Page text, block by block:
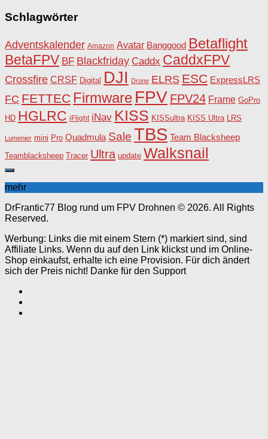
Schlagwörter
Adventskalender Amazon Avatar Banggood Betaflight
BetaFPV BF Blackfriday Caddx CaddxFPV
Crossfire CRSF Digital DJI Drone ELRS ESC ExpressLRS
FC FETTEC Firmware FPV FPV24 Frame GoPro
HD HGLRC iFlight iNav KISS KISSultra KISS Ultra LRS
Lumenier mini Pro Quadmula Sale TBS Team Blacksheep
Teamblacksheep Tracer Ultra update Walksnail
mehr
DrFrantic77 Blog rund um FPV Drohnen © 2026. All Rights
Reserved.
Werbung: Links die mit einem Stern (*) markiert sind, sind
Affiliate Links. Wenn du auf den Link klickst und im Online-
Shop einkaufst, erhalte ich eine Provision. Für dich ändert
sich der Preis nicht! Danke für den Support